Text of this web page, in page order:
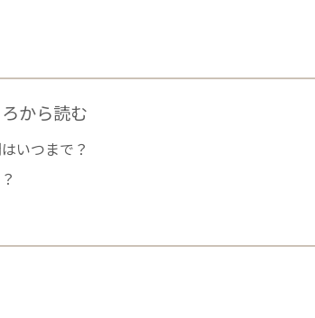
から読む
いつまで？